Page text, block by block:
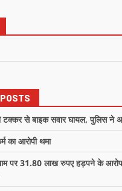
टक्कर से बाइक सवार घायल, पुलिस ने
का आरोपी थमा
पर 31.80 लाख रुपए हड़पने के